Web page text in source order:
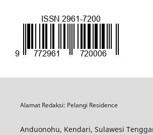
Alamat Redaksi: Pelangi Residence
Anduonohu, Kendari, Sulawesi